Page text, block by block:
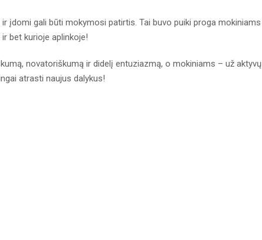
įdomi gali būti mokymosi patirtis. Tai buvo puiki proga mokiniams
bet kurioje aplinkoje!
novatoriškumą ir didelį entuziazmą, o mokiniams – už aktyvų
atrasti naujus dalykus!